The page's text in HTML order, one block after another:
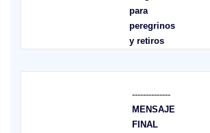
para
peregrinos
y retiros
--------------
MENSAJE
FINAL